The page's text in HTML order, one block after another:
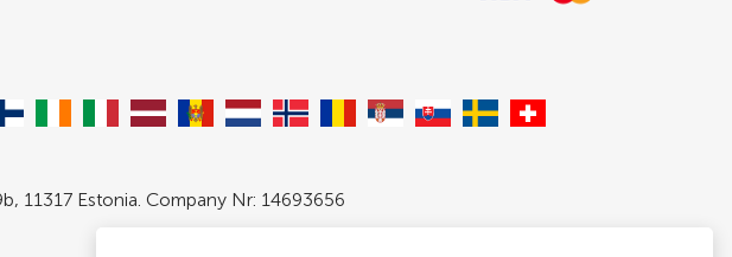
11317 Estonia. Company Nr: 14693656